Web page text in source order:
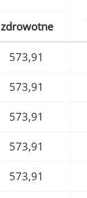
zdrowotne
573,91
573,91
573,91
573,91
573,91